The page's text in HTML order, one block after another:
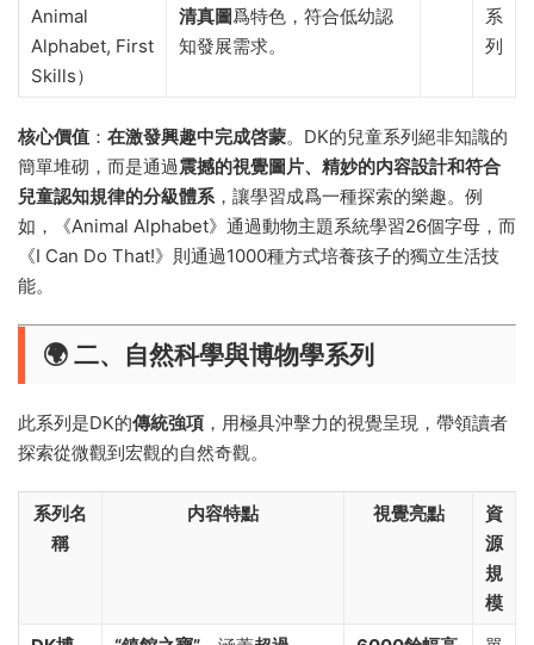
Animal
Alphabet, First
Skills）
清真圖爲特色，符合低幼認
知發展需求。
系
列
核心價值 ： 在激發興趣中完成啓蒙。DK的兒童系列絕非知識的
簡單堆砌，而是通過震撼的視覺圖片、精妙的内容設計和符合
兒童認知規律的分級體系，讓學習成爲一種探索的樂趣。例
如，《Animal Alphabet》通過動物主題系統學習26個字母，而
《I Can Do That!》則通過1000種方式培養孩子的獨立生活技
能。
🌍 二、自然科學與博物學系列
此系列是DK的傳統強項 ，用極具沖擊力的視覺呈現，帶領讀者
探索從微觀到宏觀的自然奇觀。
系列名
稱
内容特點 視覺亮點
資
源
規
模